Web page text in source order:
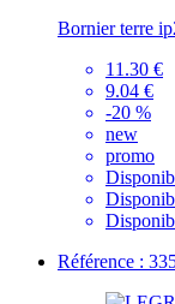
Bornier terre
11.30 €
9.04 €
-20 %
new
promo
Référence :